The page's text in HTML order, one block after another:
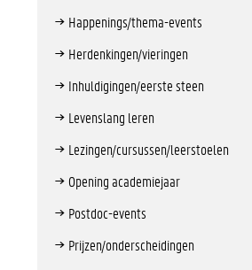
Happenings/thema-events
Herdenkingen/vieringen
Inhuldigingen/eerste steen
Levenslang leren
Lezingen/cursussen/leerstoelen
Opening academiejaar
Postdoc-events
Prijzen/onderscheidingen